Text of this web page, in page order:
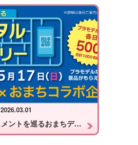
2026.03.01
2026年 プラモニュメントを巡るおまちデジタルスタンプラリー